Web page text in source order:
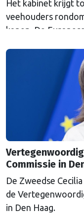
Het kabinet krijgt
veehouders
kopen. De
Commissie in
De Zweedse
de
in Den Haag.